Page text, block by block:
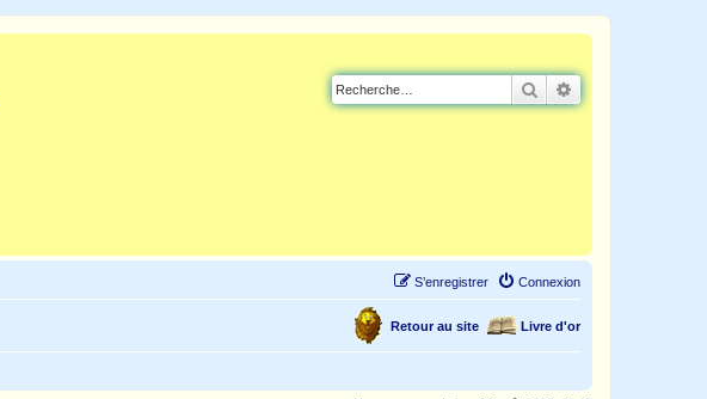
Rechercher
Connexion
S’enregistrer
Livre d'or
Retour au site